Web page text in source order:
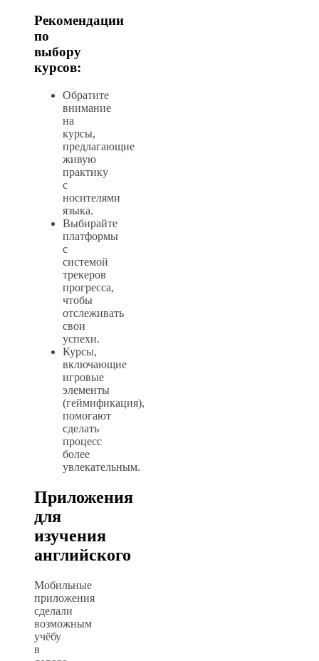
Рекомендации
по
выбору
курсов:
Обратите
внимание
на
курсы,
предлагающие
живую
практику
с
носителями
языка.
Выбирайте
платформы
с
системой
трекеров
прогресса,
чтобы
отслеживать
свои
успехи.
Курсы,
включающие
игровые
элементы
(геймификация),
помогают
сделать
процесс
более
увлекательным.
Приложения
для
изучения
английского
Мобильные
приложения
сделали
возможным
учёбу
в